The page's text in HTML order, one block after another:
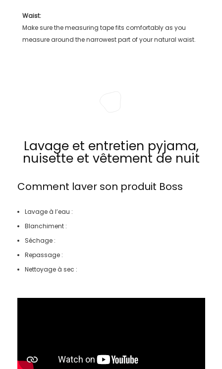
Waist:
Make sure the measuring tape fits comfortably as you
measure around the narrowest part of your natural waist.
Lavage et entretien pyjama,
nuisette et vêtement de nuit
Comment laver son produit Boss
Lavage à l’eau :
Blanchiment :
Séchage :
Repassage :
Nettoyage à sec :